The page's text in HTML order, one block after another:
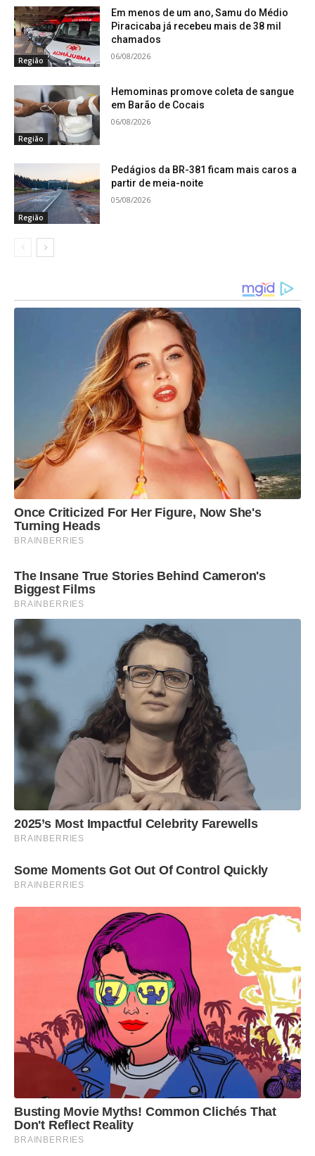
Região
Em menos de um ano, Samu do Médio
Piracicaba já recebeu mais de 38 mil
chamados
06/08/2026
Região
Hemominas promove coleta de sangue
em Barão de Cocais
06/08/2026
Região
Pedágios da BR-381 ficam mais caros a
partir de meia-noite
05/08/2026
Once Criticized For Her Figure, Now She's
Turning Heads
BRAINBERRIES
The Insane True Stories Behind Cameron's
Biggest Films
BRAINBERRIES
2025’s Most Impactful Celebrity Farewells
BRAINBERRIES
Some Moments Got Out Of Control Quickly
BRAINBERRIES
Busting Movie Myths! Common Clichés That
Don't Reflect Reality
BRAINBERRIES